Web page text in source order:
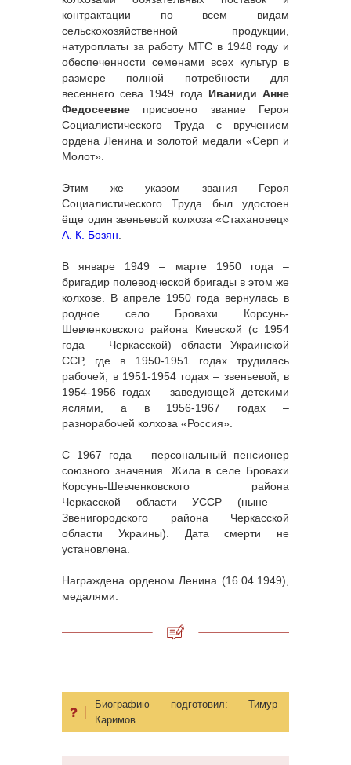
контрактации по всем видам
сельскохозяйственной продукции,
натуроплаты за работу МТС в 1948 году и
обеспеченности семенами всех культур в
размере полной потребности для
весеннего сева 1949 года Иваниди Анне
Федосеевне присвоено звание Героя
Социалистического Труда с вручением
ордена Ленина и золотой медали «Серп и
Молот».
Этим же указом звания Героя
Социалистического Труда был удостоен
ёще один звеньевой колхоза «Стахановец»
А. К. Бозян
В январе 1949 – марте 1950 года –
бригадир полеводческой бригады в этом же
колхозе. В апреле 1950 года вернулась в
родное село Бровахи Корсунь-
Шевченковского района Киевской (с 1954
года – Черкасской) области Украинской
ССР, где в 1950-1951 годах трудилась
рабочей, в 1951-1954 годах – звеньевой, в
1954-1956 годах – заведующей детскими
яслями, а в 1956-1967 годах –
разнорабочей колхоза «Россия».
С 1967 года – персональный пенсионер
союзного значения. Жила в селе Бровахи
Корсунь-Шевченковского района
Черкасской области УССР (ныне –
Звенигородского района Черкасской
области Украины). Дата смерти не
установлена.
Награждена орденом Ленина (16.04.1949),
медалями.
Биографию подготовил: Тимур
Каримов